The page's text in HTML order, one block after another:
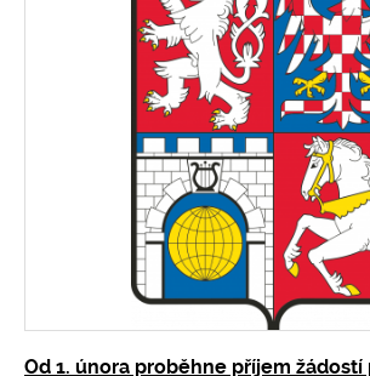
Od 1. února proběhne příjem žádostí